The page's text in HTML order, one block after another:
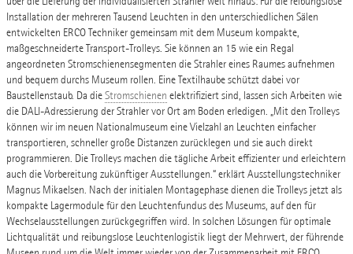
Installation der mehreren Tausend Leuchten in den unterschiedlichen Sälen
entwickelten ERCO Techniker gemeinsam mit dem Museum kompakte,
maßgeschneiderte Transport-Trolleys. Sie können an 15 wie ein Regal
angeordneten Stromschienensegmenten die Strahler eines Raumes aufnehmen
und bequem durchs Museum rollen. Eine Textilhaube schützt dabei vor
Baustellenstaub. Da dieStromschienen elektrifiziert sind, lassen sich Arbeiten wie
die DALI-Adressierung der Strahler vor Ort am Boden erledigen. „Mit den Trolleys
können wir im neuen Nationalmuseum eine Vielzahl an Leuchten einfacher
transportieren, schneller große Distanzen zurücklegen und sie auch direkt
programmieren. Die Trolleys machen die tägliche Arbeit effizienter und erleichtern
auch die Vorbereitung zukünftiger Ausstellungen.“ erklärt Ausstellungstechniker
Magnus Mikaelsen. Nach der initialen Montagephase dienen die Trolleys jetzt als
kompakte Lagermodule für den Leuchtenfundus des Museums, auf den für
Wechselausstellungen zurückgegriffen wird. In solchen Lösungen für optimale
Lichtqualität und reibungslose Leuchtenlogistik liegt der Mehrwert, der führende